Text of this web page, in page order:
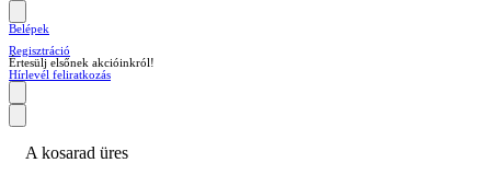
Belépek
Regisztráció
Értesülj elsőnek akcióinkról!
Hírlevél feliratkozás
A kosarad üres